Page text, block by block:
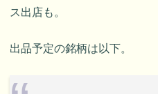
ス出店も。
出品予定の銘柄は以下。